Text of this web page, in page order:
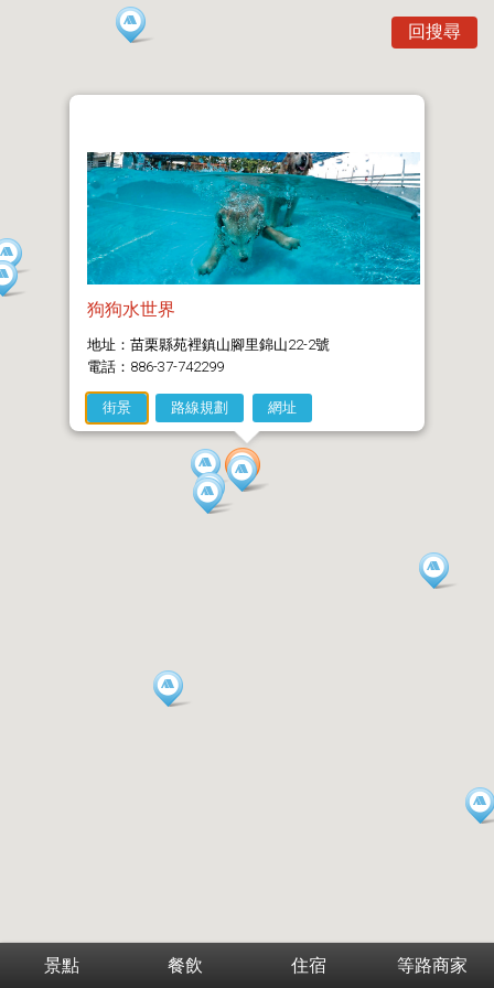
景點 餐飲 住宿 等路商家
回搜尋
狗狗水世界
地址：苗栗縣苑裡鎮山腳里錦山22-2號
電話：886-37-742299
街景 路線規劃 網址